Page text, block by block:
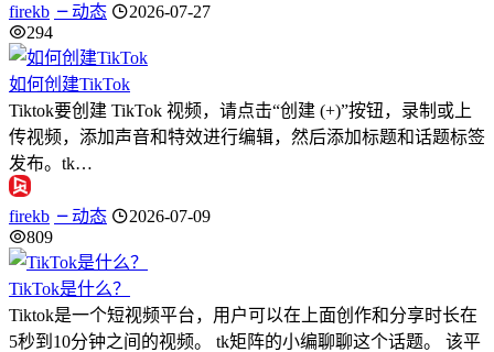
firekb 动态
2026-07-27
294
如何创建TikTok
Tiktok要创建 TikTok 视频，请点击“创建 (+)”按钮，录制或上
传视频，添加声音和特效进行编辑，然后添加标题和话题标签
发布。tk…
firekb 动态
2026-07-09
809
TikTok是什么？
Tiktok是一个短视频平台，用户可以在上面创作和分享时长在
5秒到10分钟之间的视频。 tk矩阵的小编聊聊这个话题。 该平